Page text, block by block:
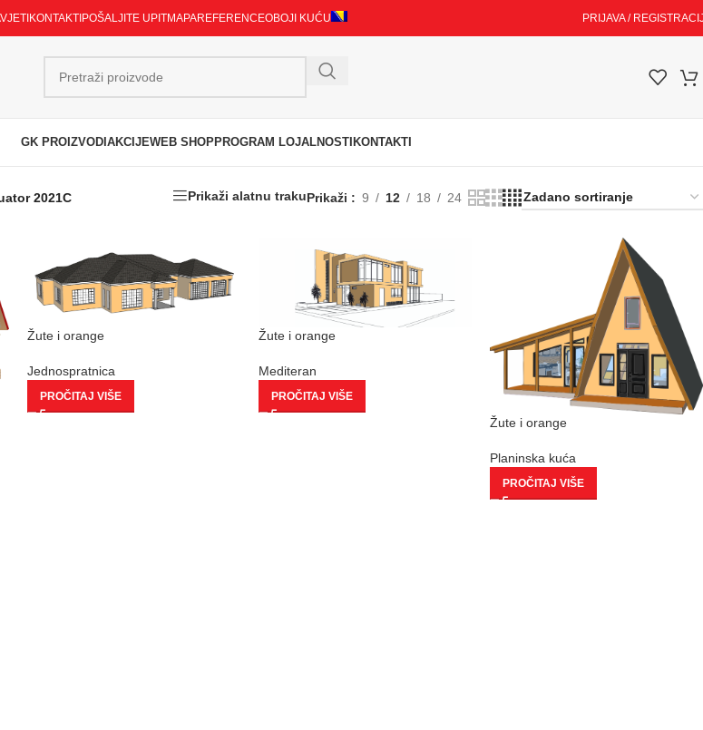
KONTAKTI POŠALJITE UPITMAPAREFERENCEOBOJI KUĆU PRIJAVA /
GK PROIZVODI AKCIJEWEB SHOPPROGRAM LOJALNOSTI KONTAKTI
2021C Prikaži alatnu trakuPrikaži 9 12 18 24
Žute i orange
Jednospratnica
PROČITAJ VIŠE
Žute i orange
Mediteran
PROČITAJ VIŠE
Žute i orange
Planinska kuća
PROČITAJ VIŠE